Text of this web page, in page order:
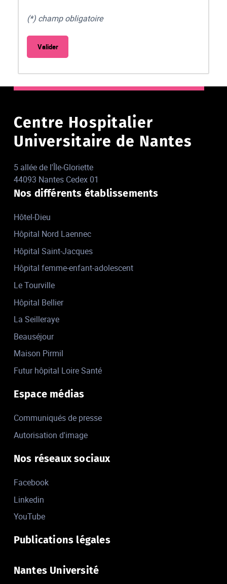
(*) champ obligatoire
Centre Hospitalier
Universitaire de Nantes
5 allée de l'Île-Gloriette
44093 Nantes Cedex 01
Nos différents établissements
Hôtel-Dieu
Hôpital Nord Laennec
Hôpital Saint-Jacques
Hôpital femme-enfant-adolescent
Le Tourville
Hôpital Bellier
La Seilleraye
Beauséjour
Maison Pirmil
Futur hôpital Loire Santé
Espace médias
Communiqués de presse
Autorisation d'image
Nos réseaux sociaux
Facebook
Linkedin
YouTube
Publications légales
Nantes Université